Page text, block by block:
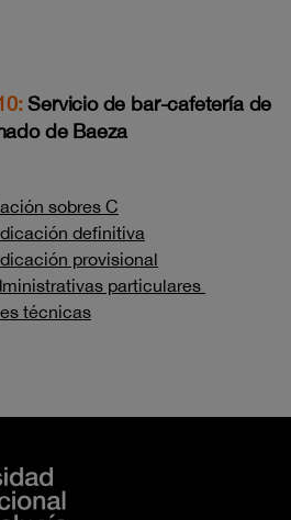
Servicio de bar-cafetería de
de Baeza
sobres C
definitiva
provisional
particulares
técnicas